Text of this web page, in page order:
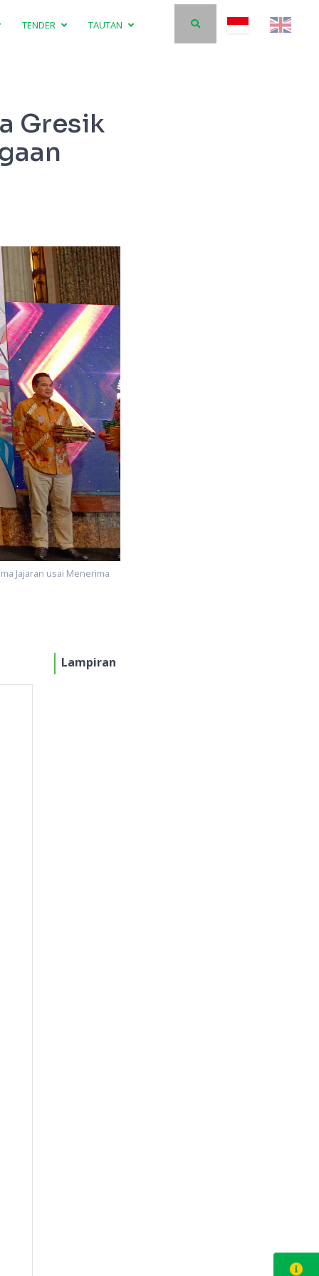
TENDER TAUTAN
Gresik
Jajaran usai Menerima
Lampiran